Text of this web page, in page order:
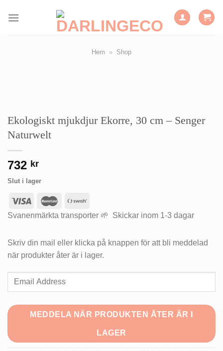
Hem » Shop
Ekologiskt mjukdjur Ekorre, 30 cm – Senger
Naturwelt
732 kr
Slut i lager
Svanenmärkta transporter 🌱 Skickar inom 1-3 dagar
Skriv din mail eller klicka på knappen för att bli meddelad
när produkter åter är i lager.
Enter
address
join
MEDDELA NÄR PRODUKTEN ÅTER ÄR I
LAGER